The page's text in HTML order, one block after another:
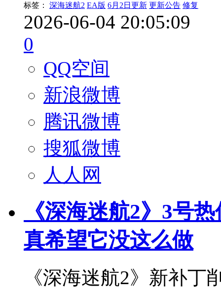
标签： 深海迷航2 EA版 6月2日更新 更新公告 修复
2026-06-04 20:05:09
0
QQ空间
新浪微博
腾讯微博
搜狐微博
人人网
《深海迷航2》3号
真希望它没这么做
《深海迷航2》新补